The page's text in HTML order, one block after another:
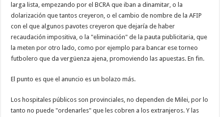
larga lista, empezando por el BCRA que iban a dinamitar, o la
dolarización que tantos creyeron, o el cambio de nombre de la AFIP
con el que algunos pavotes creyeron que dejaría de haber
recaudación impositiva, o la "eliminación" de la pauta publicitaria, que
la meten por otro lado, como por ejemplo para bancar ese torneo
futbolero que da vergüenza ajena, promoviendo las apuestas. En fin.
El punto es que el anuncio es un bolazo más.
Los hospitales públicos son provinciales, no dependen de Milei, por lo
tanto no puede "ordenarles" que les cobren a los extranjeros. Y las